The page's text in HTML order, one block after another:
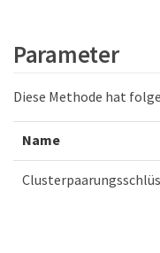
Parameter
Diese Methode hat
Name